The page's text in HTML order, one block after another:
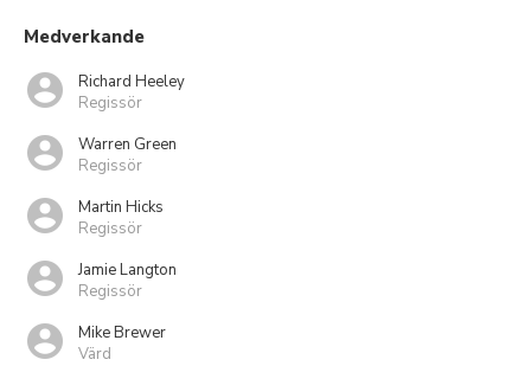
Medverkande
Richard Heeley
Regissör
Warren Green
Regissör
Martin Hicks
Regissör
Jamie Langton
Regissör
Mike Brewer
Värd